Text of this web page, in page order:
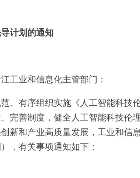
计划的通知
工业和信息化主管部门：
、有序组织实施《人工智能科技
完善制度，健全人工智能科技伦
新和产业高质量发展，工业和信
，有关事项通知如下：